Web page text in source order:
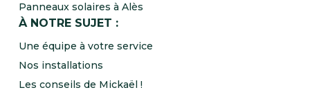
Panneaux solaires à Alès
À NOTRE SUJET :
Une équipe à votre service
Nos installations
Les conseils de Mickaël !